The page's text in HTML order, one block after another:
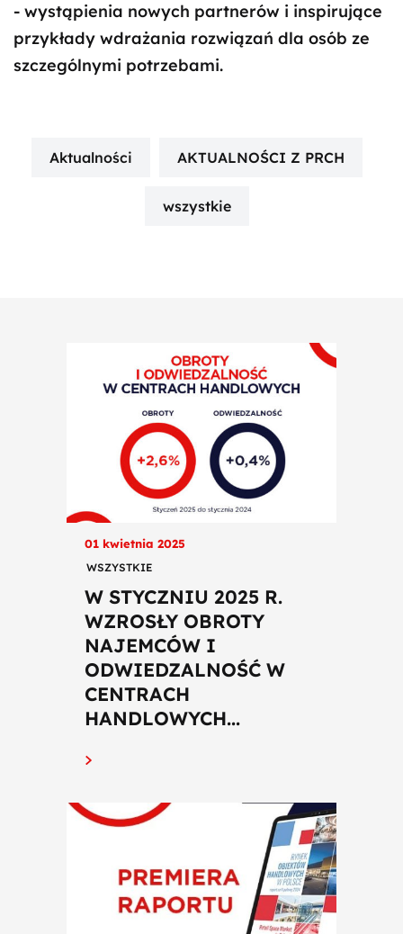
- wystąpienia nowych partnerów i inspirujące
przykłady wdrażania rozwiązań dla osób ze
szczególnymi potrzebami.
Aktualności AKTUALNOŚCI Z PRCH
wszystkie
01 kwietnia 2025
WSZYSTKIE
W STYCZNIU 2025 R.
WZROSŁY OBROTY
NAJEMCÓW I
ODWIEDZALNOŚĆ W
CENTRACH
HANDLOWYCH...